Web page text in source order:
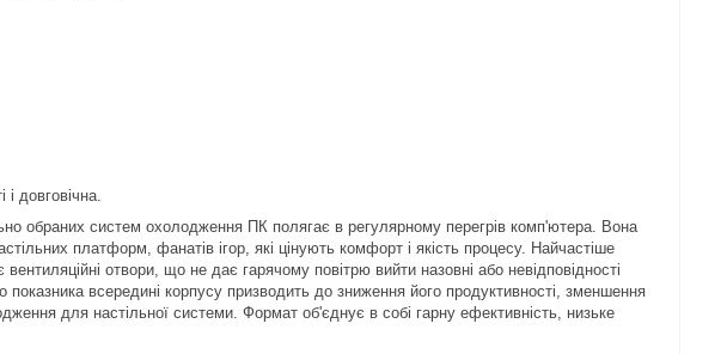
довговічна.
обраних систем охолодження ПК полягає в регулярному перегрів комп'ютера. Вона
платформ, фанатів ігор, які цінують комфорт і якість процесу. Найчастіше
отвори, що не дає гарячому повітрю вийти назовні або невідповідності
всередині корпусу призводить до зниження його продуктивності, зменшення
для настільної системи. Формат об'єднує в собі гарну ефективність, низьке